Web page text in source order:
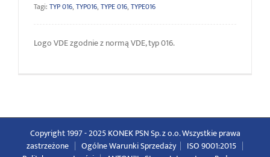
Tagi: TYP 016, TYP016, TYPE 016, TYPE016
Logo VDE zgodnie z normą VDE, typ 016.
Copyright 1997 - 2025 KONEK PSN Sp. z o.o. Wszystkie prawa
zastrzeżone | Ogólne Warunki Sprzedaży | ISO 9001:2015 |